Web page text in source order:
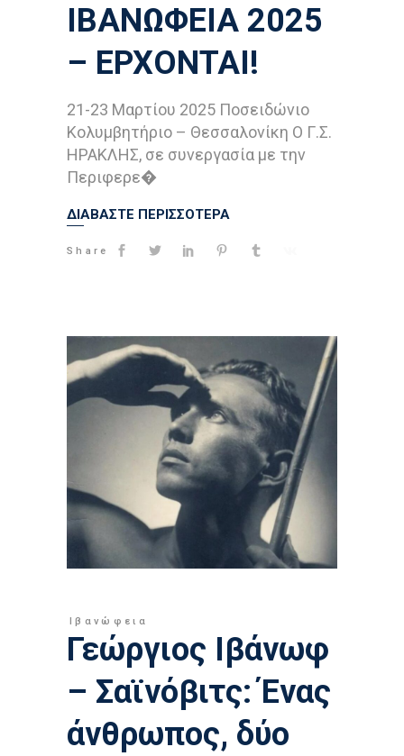
ΙΒΑΝΩΦΕΙΑ 2025
– ΕΡΧΟΝΤΑΙ!
21-23 Μαρτίου 2025 Ποσειδώνιο
Κολυμβητήριο – Θεσσαλονίκη Ο Γ.Σ.
ΗΡΑΚΛΗΣ, σε συνεργασία με την
Περιφερε�
ΔΙΑΒΑΣΤΕ ΠΕΡΙΣΣΟΤΕΡΑ
Share
Ιβανώφεια
Γεώργιος Ιβάνωφ
– Σαϊνόβιτς: Ένας
άνθρωπος, δύο